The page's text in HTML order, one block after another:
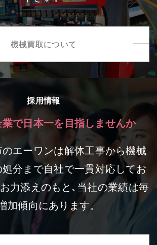
機械買取について
採用情報
で日本一を目指しませんか
エーワンは解体工事から機械
分まで自社で一貫対応してお
力添えのもと､当社の業績は毎
加傾向にあります。